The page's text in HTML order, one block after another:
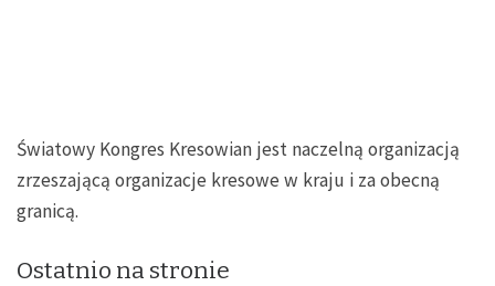
Światowy Kongres Kresowian jest naczelną organizacją
zrzeszającą organizacje kresowe w kraju i za obecną
granicą.
Ostatnio na stronie